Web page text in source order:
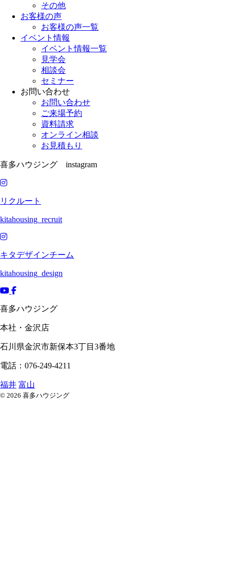
その他
お客様の声
お客様の声一覧
イベント情報
イベント情報一覧
見学会
相談会
セミナー
お問い合わせ
お問い合わせ
ご来場予約
資料請求
オンライン相談
お見積もり
喜多ハウジング instagram
リクルート
kitahousing_recruit
キタデザインチーム
kitahousing_design
喜多ハウジング
本社・金沢店
石川県金沢市新保本3丁目3番地
電話：076-249-4211
福井 富山
© 2026 喜多ハウジング